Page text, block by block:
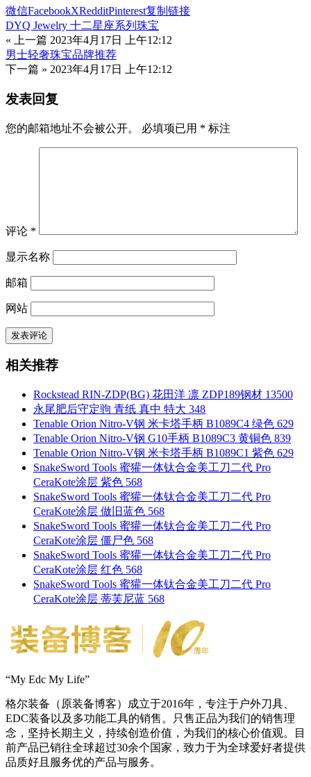
微信FacebookXRedditPinterest复制链接
DYQ Jewelry 十二星座系列珠宝
« 上一篇 2023年4月17日 上午12:12
男士轻奢珠宝品牌推荐
下一篇 » 2023年4月17日 上午12:12
发表回复
您的邮箱地址不会被公开。 必填项已用 * 标注
评论 *
显示名称
邮箱
网站
相关推荐
Rockstead RIN-ZDP(BG) 花田洋 凛 ZDP189钢材 13500
永尾肥后守定驹 青纸 真中 特大 348
Tenable Orion Nitro-V钢 米卡塔手柄 B1089C4 绿色 629
Tenable Orion Nitro-V钢 G10手柄 B1089C3 黄铜色 839
Tenable Orion Nitro-V钢 米卡塔手柄 B1089C1 紫色 629
SnakeSword Tools 蜜獾一体钛合金美工刀二代 Pro
CeraKote涂层 紫色 568
SnakeSword Tools 蜜獾一体钛合金美工刀二代 Pro
CeraKote涂层 做旧蓝色 568
SnakeSword Tools 蜜獾一体钛合金美工刀二代 Pro
CeraKote涂层 僵尸色 568
SnakeSword Tools 蜜獾一体钛合金美工刀二代 Pro
CeraKote涂层 红色 568
SnakeSword Tools 蜜獾一体钛合金美工刀二代 Pro
CeraKote涂层 蒂芙尼蓝 568
“My Edc My Life”
格尔装备（原装备博客）成立于2016年，专注于户外刀具、
EDC装备以及多功能工具的销售。只售正品为我们的销售理
念，坚持长期主义，持续创造价值，为我们的核心价值观。目
前产品已销往全球超过30余个国家，致力于为全球爱好者提供
品质好且服务优的产品与服务。